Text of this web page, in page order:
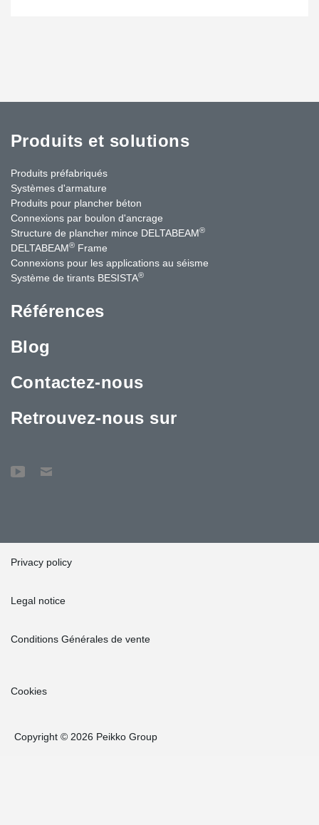
Produits et solutions
Produits préfabriqués
Systèmes d'armature
Produits pour plancher béton
Connexions par boulon d'ancrage
Structure de plancher mince DELTABEAM®
DELTABEAM® Frame
Connexions pour les applications au séisme
Système de tirants BESISTA®
Références
Blog
Contactez-nous
Retrouvez-nous sur
Privacy policy
Legal notice
Conditions Générales de vente
Cookies
Copyright © 2026 Peikko Group